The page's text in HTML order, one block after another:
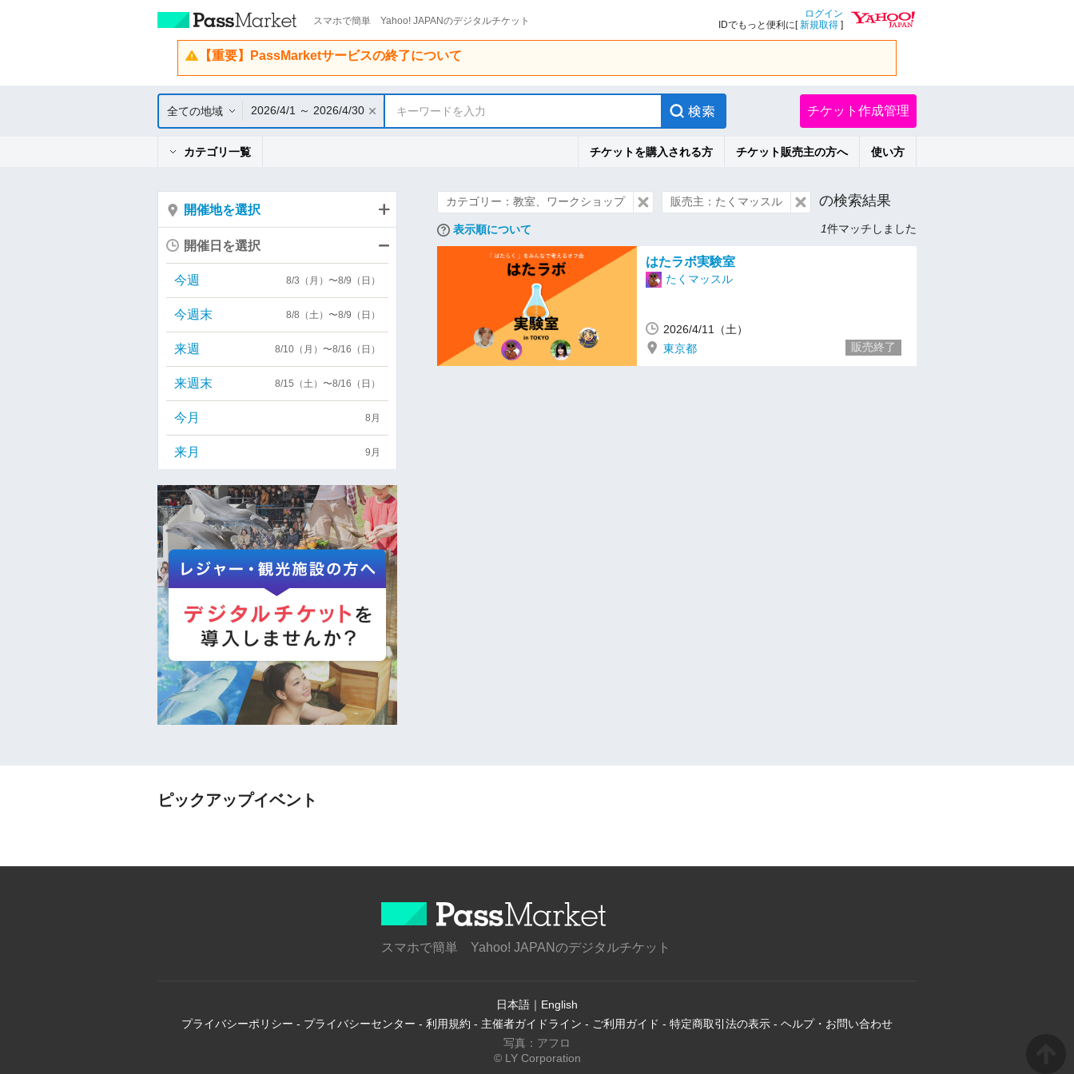
スマホで簡単 Yahoo! JAPANのデジタルチケット
ログイン
IDでもっと便利に[新規取得 ]
【重要】PassMarketサービスの終了について
全ての地域 2026/4/1 ～ 2026/4/30 キーワードを入力 チケット作成管理
カテゴリ一覧 チケットを購入される方 チケット販売主の方へ 使い方
カテゴリー：教室、ワークショップ 販売主：たくマッスル の検索結果
表示順について 1件マッチしました
はたラボ実験室
たくマッスル
2026/4/11（土）
東京都
販売終了
開催地を選択
開催日を選択
今週 8/3（月）〜8/9（日）
今週末 8/8（土）〜8/9（日）
来週 8/10（月）〜8/16（日）
来週末 8/15（土）〜8/16（日）
今月 8月
来月 9月
ピックアップイベント
スマホで簡単 Yahoo! JAPANのデジタルチケット
日本語 ｜ English
プライバシーポリシー - プライバシーセンター - 利用規約 - 主催者ガイドライン - ご利用ガイド - 特定商取引法の表示 - ヘルプ・お問い合わせ
写真：アフロ
© LY Corporation